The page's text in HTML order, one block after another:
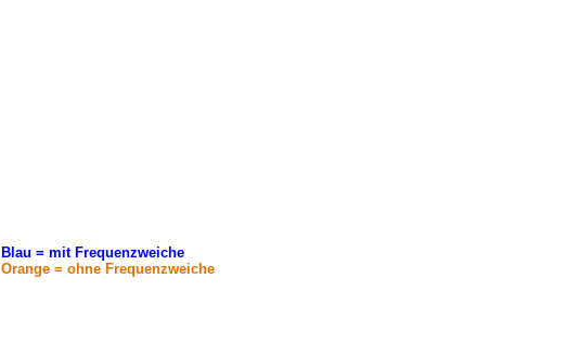
Blau = mit Frequenzweiche
Orange = ohne Frequenzweiche